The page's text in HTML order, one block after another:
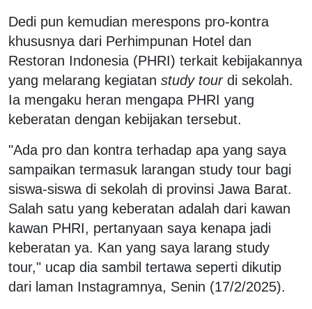
Dedi pun kemudian merespons pro-kontra
khususnya dari Perhimpunan Hotel dan
Restoran Indonesia (PHRI) terkait kebijakannya
yang melarang kegiatan study tourdi sekolah.
Ia mengaku heran mengapa PHRI yang
keberatan dengan kebijakan tersebut.
"Ada pro dan kontra terhadap apa yang saya
sampaikan termasuk larangan study tour bagi
siswa-siswa di sekolah di provinsi Jawa Barat.
Salah satu yang keberatan adalah dari kawan
kawan PHRI, pertanyaan saya kenapa jadi
keberatan ya. Kan yang saya larang study
tour," ucap dia sambil tertawa seperti dikutip
dari laman Instagramnya, Senin (17/2/2025).